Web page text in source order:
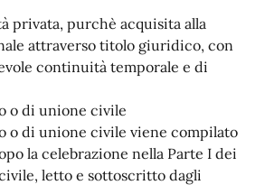
privata, purchè acquisita alla
attraverso titolo giuridico, con
continuità temporale e di
o di unione civile
o di unione civile viene compilato
la celebrazione nella Parte I dei
letto e sottoscritto dagli